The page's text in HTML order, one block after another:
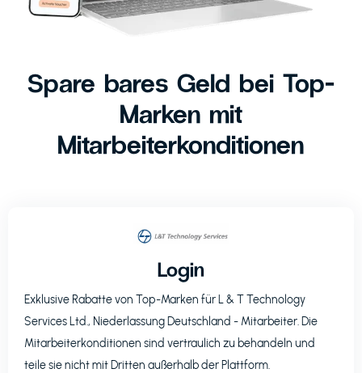
Spare bares Geld bei Top-
Marken mit
Mitarbeiterkonditionen
Login
Exklusive Rabatte von Top-Marken für L & T Technology
Services Ltd., Niederlassung Deutschland - Mitarbeiter. Die
Mitarbeiterkonditionen sind vertraulich zu behandeln und
teile sie nicht mit Dritten außerhalb der Plattform.